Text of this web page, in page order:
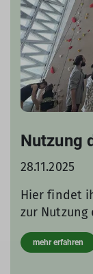
Nutzung
28.11.2025
Hier findet
zur
mehr erfahren